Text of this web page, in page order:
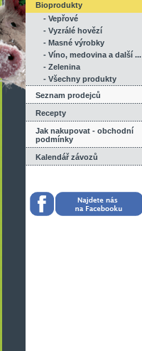
Bioprodukty
- Vepřové
- Vyzrálé hovězí
- Masné výrobky
- Víno, medovina a další ...
- Zelenina
- Všechny produkty
Seznam prodejců
Recepty
Jak nakupovat - obchodní
podmínky
Kalendář závozů